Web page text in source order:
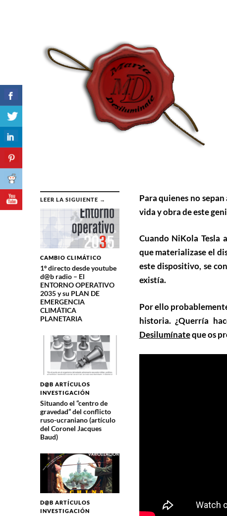
LEER LA SIGUIENTE →
CAMBIO CLIMÁTICO
1º directo desde youtube
d@b radio – El
ENTORNO OPERATIVO
2035 y su PLAN DE
EMERGENCIA
CLIMÁTICA
PLANETARIA
D@B ARTÍCULOS
INVESTIGACIÓN
Situando el “centro de
gravedad” del conflicto
ruso-ucraniano (artículo
del Coronel Jacques
Baud)
D@B ARTÍCULOS
INVESTIGACIÓN
Para quienes no
vida y obra de este
Cuando NiKola Tesla
que materializase el
este dispositivo, se
existía.
Por ello
historia. ¿Querría
Desilumínateque os